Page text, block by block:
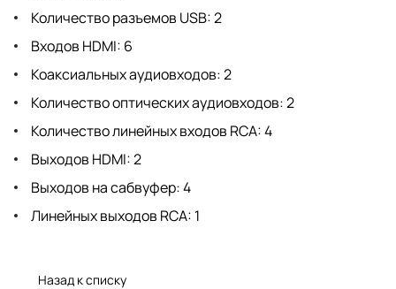
Количество разъемов USB: 2
Входов HDMI: 6
Коаксиальных аудиовходов: 2
Количество оптических аудиовходов: 2
Количество линейных входов RCA: 4
Выходов HDMI: 2
Выходов на сабвуфер: 4
Линейных выходов RCA: 1
Назад к списку